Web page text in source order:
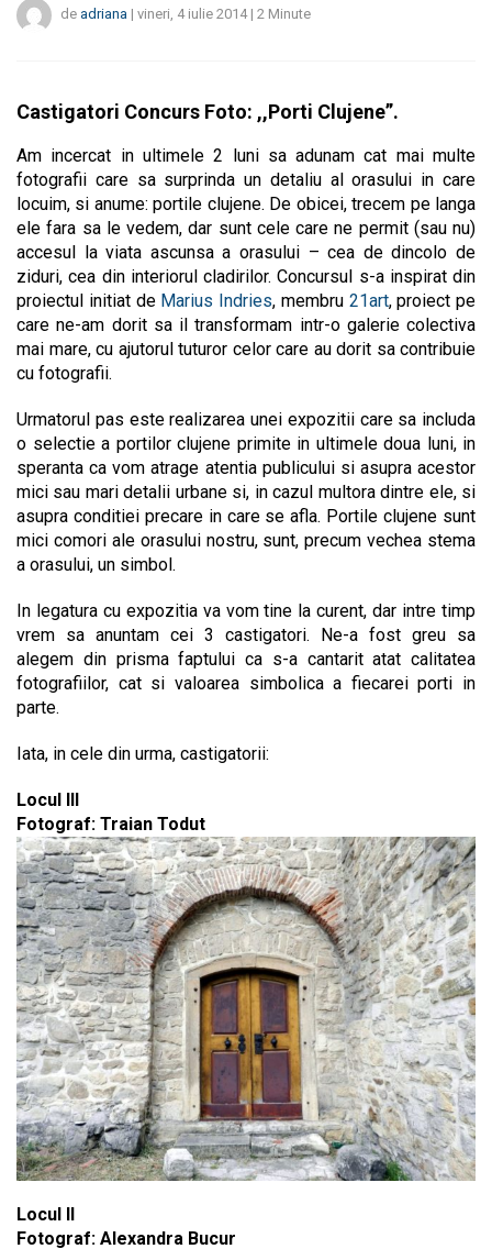
de adriana | vineri, 4 iulie 2014| 2 Minute
Castigatori Concurs Foto: ,,Porti Clujene”.
Am incercat in ultimele 2 luni sa adunam cat mai multe
fotografii care sa surprinda un detaliu al orasului in care
locuim, si anume: portile clujene. De obicei, trecem pe langa
ele fara sa le vedem, dar sunt cele care ne permit (sau nu)
accesul la viata ascunsa a orasului – cea de dincolo de
ziduri, cea din interiorul cladirilor. Concursul s-a inspirat din
proiectul initiat de Marius Indries, membru 21art, proiect pe
care ne-am dorit sa il transformam intr-o galerie colectiva
mai mare, cu ajutorul tuturor celor care au dorit sa contribuie
cu fotografii.
Urmatorul pas este realizarea unei expozitii care sa includa
o selectie a portilor clujene primite in ultimele doua luni, in
speranta ca vom atrage atentia publicului si asupra acestor
mici sau mari detalii urbane si, in cazul multora dintre ele, si
asupra conditiei precare in care se afla. Portile clujene sunt
mici comori ale orasului nostru, sunt, precum vechea stema
a orasului, un simbol.
In legatura cu expozitia va vom tine la curent, dar intre timp
vrem sa anuntam cei 3 castigatori. Ne-a fost greu sa
alegem din prisma faptului ca s-a cantarit atat calitatea
fotografiilor, cat si valoarea simbolica a fiecarei porti in
parte.
Iata, in cele din urma, castigatorii:
Locul III
Fotograf: Traian Todut
Locul II
Fotograf: Alexandra Bucur